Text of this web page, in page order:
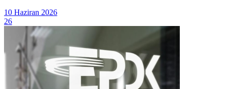
10 Haziran 2026
26